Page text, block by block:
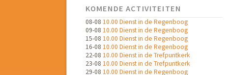
KOMENDE ACTIVITEITEN
08-08 10.00 Dienst in de Regenboog
09-08 10.00 Dienst in de Regenboog
15-08 10.00 Dienst in de Regenboog
16-08 10.00 Dienst in de Regenboog
22-08 10.00 Dienst in de Trefpuntkerk
23-08 10.00 Dienst in de Trefpuntkerk
29-08 10.00 Dienst in de Regenboog